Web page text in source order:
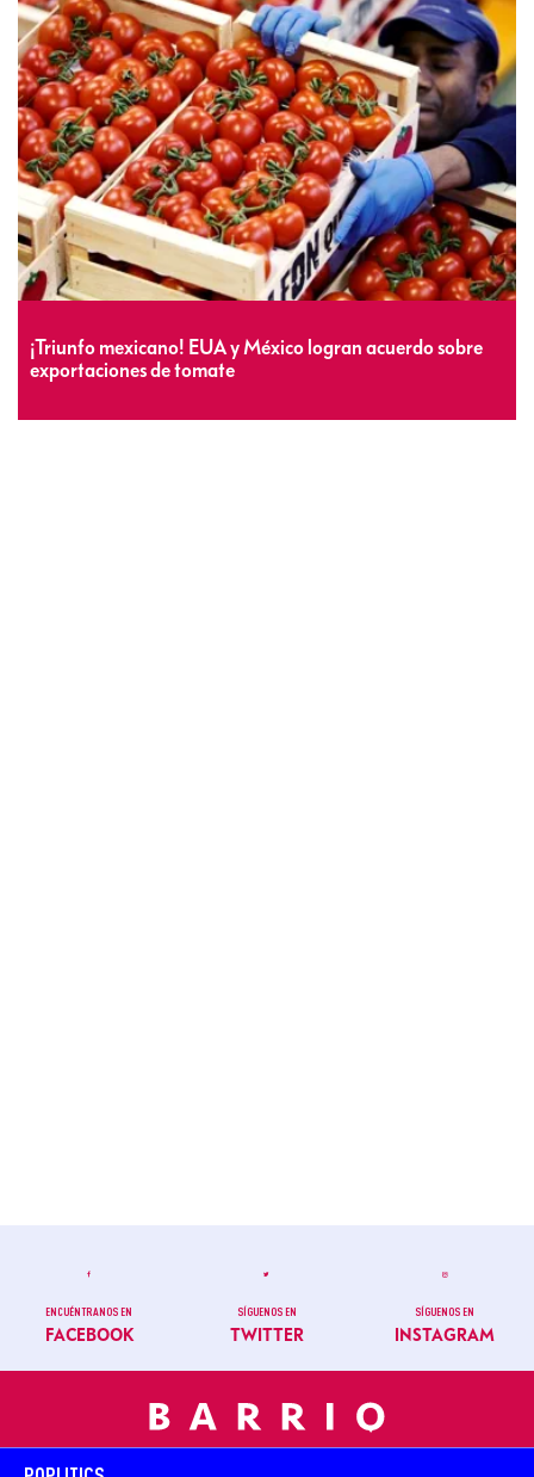
¡Triunfo mexicano! EUA y México logran acuerdo sobre
exportaciones de tomate
ENCUÉNTRANOS EN
FACEBOOK
SÍGUENOS EN
TWITTER
SÍGUENOS EN
INSTAGRAM